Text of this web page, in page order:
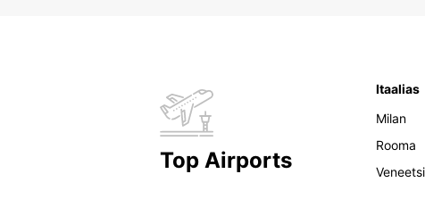
Top Airports
Itaalias
Milan
Rooma